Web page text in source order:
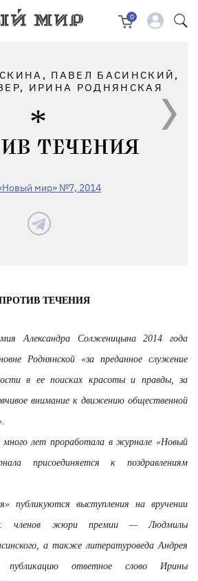
0
ПАВЕЛ БАСИНСКИЙ,
ИРИНА РОДНЯНСКАЯ
ТЕЧЕНИЯ
мир» №7, 2014
ТЕЧЕНИЯ
Александра Солженицына 2014 года
Роднянской «за преданное служение
в ее поисках красоты и правды, за
внимание к движению общественной
много лет проработала в журнале «Новый
присоединяется к поздравлениям
публикуются выступления на вручении
членов жюри премии — Людмилы
а также литературоведа Андрея
публикацию ответное слово Ирины